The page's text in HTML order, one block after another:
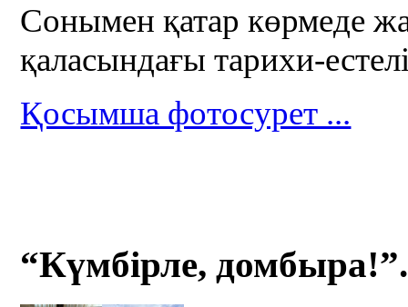
Сонымен қатар көрмеде
қаласындағы тарихи-
Қосымша фотосурет ...
“Күмбірле,